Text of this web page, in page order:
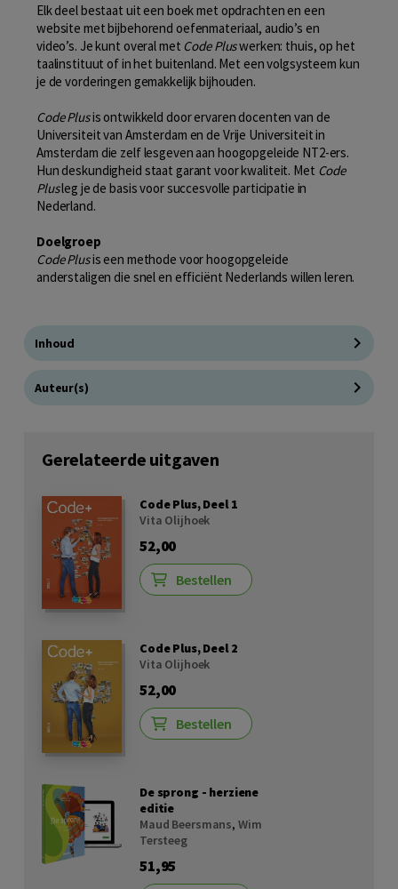
Elk deel bestaat uit een boek met opdrachten en een
website met bijbehorend oefenmateriaal, audio’s en
video’s. Je kunt overal met Code Pluswerken: thuis, op het
taalinstituut of in het buitenland. Met een volgsysteem kun
je de vorderingen gemakkelijk bijhouden.
Code Plusis ontwikkeld door ervaren docenten van de
Universiteit van Amsterdam en de Vrije Universiteit in
Amsterdam die zelf lesgeven aan hoogopgeleide NT2-ers.
Hun deskundigheid staat garant voor kwaliteit. Met Code
Plusleg je de basis voor succesvolle participatie in
Nederland.
Doelgroep
Code Plusis een methode voor hoogopgeleide
anderstaligen die snel en efficiënt Nederlands willen leren.
Inhoud
Auteur(s)
Gerelateerde uitgaven
Code Plus, Deel 1
Vita Olijhoek
52,00
Bestellen
Code Plus, Deel 2
Vita Olijhoek
52,00
Bestellen
De sprong - herziene
editie
Maud Beersmans, Wim
Tersteeg
51,95